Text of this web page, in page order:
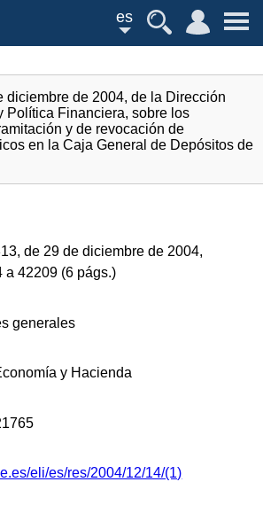
es
diciembre de 2004, de la Dirección
Política Financiera, sobre los
y de revocación de
en la Caja General de Depósitos de
de 29 de diciembre de 2004,
a 42209 (6 págs.)
generales
y Hacienda
eli/es/res/2004/12/14/(1)